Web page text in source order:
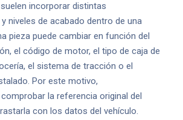
incorporar distintas
niveles de acabado dentro de una
pieza puede cambiar en función del
el código de motor, el tipo de caja de
el sistema de tracción o el
Por este motivo,
la referencia original del
con los datos del vehículo.